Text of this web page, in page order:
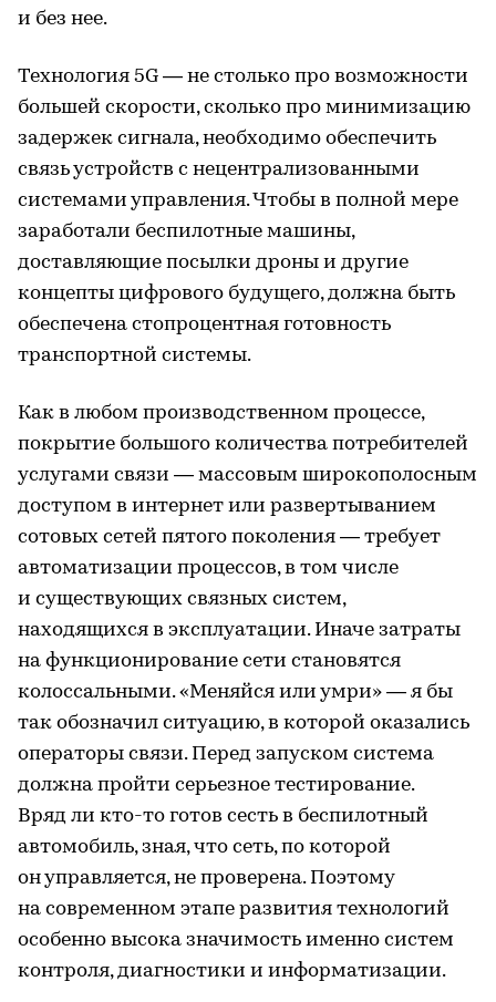
и без нее.
Технология 5G — не столько про возможности
большей скорости, сколько про минимизацию
задержек сигнала, необходимо обеспечить
связь устройств с нецентрализованными
системами управления. Чтобы в полной мере
заработали беспилотные машины,
доставляющие посылки дроны и другие
концепты цифрового будущего, должна быть
обеспечена стопроцентная готовность
транспортной системы.
Как в любом производственном процессе,
покрытие большого количества потребителей
услугами связи — массовым широкополосным
доступом в интернет или развертыванием
сотовых сетей пятого поколения — требует
автоматизации процессов, в том числе
и существующих связных систем,
находящихся в эксплуатации. Иначе затраты
на функционирование сети становятся
колоссальными. «Меняйся или умри» — я бы
так обозначил ситуацию, в которой оказались
операторы связи. Перед запуском система
должна пройти серьезное тестирование.
Вряд ли кто-то готов сесть в беспилотный
автомобиль, зная, что сеть, по которой
он управляется, не проверена. Поэтому
на современном этапе развития технологий
особенно высока значимость именно систем
контроля, диагностики и информатизации.